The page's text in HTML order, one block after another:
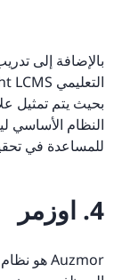
بالإضافة إلى
بحيث يتم تمثيل
النظام الأساسي
للمساعدة في
4. اوزمر
Auzmor هو نظام إدارة محتوى تعليمي مصمم لتبسيط